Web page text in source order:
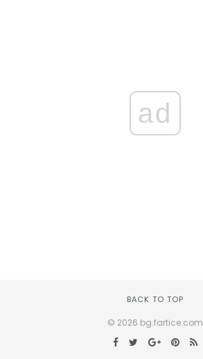
ad
BACK TO TOP
© 2026 bg.fartice.com